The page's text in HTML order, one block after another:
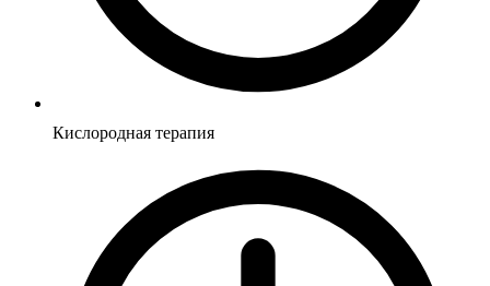
Кислородная терапия